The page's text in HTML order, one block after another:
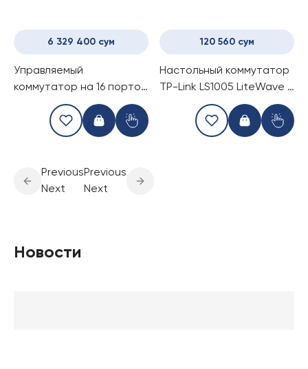
6 329 400 сум
Управляемый
коммутатор на 16 портов
TP-Link TL-SX3016F
120 560 сум
Настольный коммутатор
TP-Link LS1005 LiteWave с
5 портами 100 Мбит/с
Previous
Next
Previous
Next
Новости